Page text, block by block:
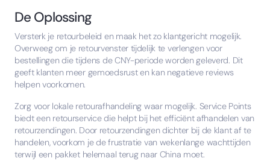
De Oplossing
Versterk je retourbeleid en maak het zo klantgericht mogelijk.
Overweeg om je retourvenster tijdelijk te verlengen voor
bestellingen die tijdens de CNY-periode worden geleverd. Dit
geeft klanten meer gemoedsrust en kan negatieve reviews
helpen voorkomen.
Zorg voor lokale retourafhandeling waar mogelijk. Service Points
biedt een retourservice die helpt bij het efficiënt afhandelen van
retourzendingen. Door retourzendingen dichter bij de klant af te
handelen, voorkom je de frustratie van wekenlange wachttijden
terwijl een pakket helemaal terug naar China moet.